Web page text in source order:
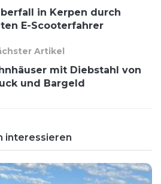
in Kerpen durch
E-Scooterfahrer
Artikel
mit Diebstahl von
und Bargeld
interessieren